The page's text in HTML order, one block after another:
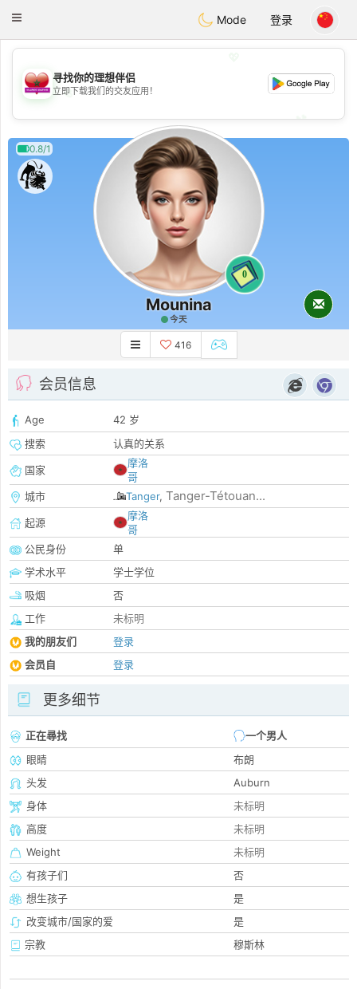
Maroc Dating
Toggle
Mode 登录
💖
💕
💕
寻找你的理想伴侣
立即下载我们的交友应用！
0.8/1
0
Mounina
今天
416
会员信息
Age
42 岁
搜索
认真的关系
国家
摩洛
哥
城市
Tanger, Tanger-Tétouan...
起源
摩洛
哥
公民身份
单
学术水平
学士学位
吸烟
否
工作
未标明
我的朋友们
登录
会员自
登录
更多细节
正在尋找
一个男人
眼睛
布朗
头发
Auburn
身体
未标明
高度
未标明
Weight
未标明
有孩子们
否
想生孩子
是
改变城市/国家的爱
是
宗教
穆斯林